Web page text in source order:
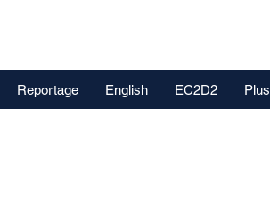
Reportage English EC2D2 Plus